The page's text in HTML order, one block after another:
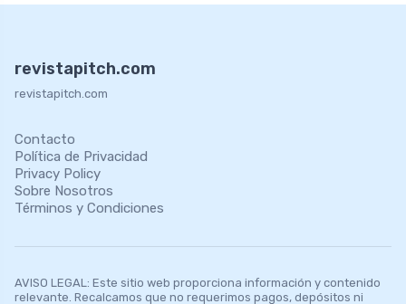
revistapitch.com
revistapitch.com
Contacto
Política de Privacidad
Privacy Policy
Sobre Nosotros
Términos y Condiciones
AVISO LEGAL: Este sitio web proporciona información y contenido
relevante. Recalcamos que no requerimos pagos, depósitos ni